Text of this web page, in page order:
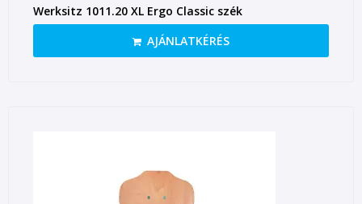
Werksitz 1011.20 XL Ergo Classic szék
AJÁNLATKÉRÉS